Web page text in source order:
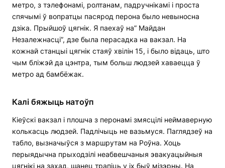
метро, з тэлефонамі, ролтанам, падручнікамі і проста
спячымі ў вопратцы пасярод перона было невыносна
дзіка. Прыйшоў цягнік. Я паехаў на” Майдан
Незалежнасці”, дзе была перасадка на вакзал. На
кожнай станцыі цягнік стаяў хвілін 15, і было відаць, што
чым бліжэй да цэнтра, тым больш людзей хаваецца ў
метро ад бамбёжак.
Калі бяжыць натоўп
Кіеўскі вакзал і плошча з перонамі змясцілі неймаверную
колькасць людзей. Падлічыць не вазьмуся. Паглядзеў на
табло, вызначыўся з маршрутам на Роўна. Хоць
перыядычна прыходзілі неабвешчаныя эвакуацыйныя
цягнікі на захад, шанец трапіць у іх быў мізэрны. На